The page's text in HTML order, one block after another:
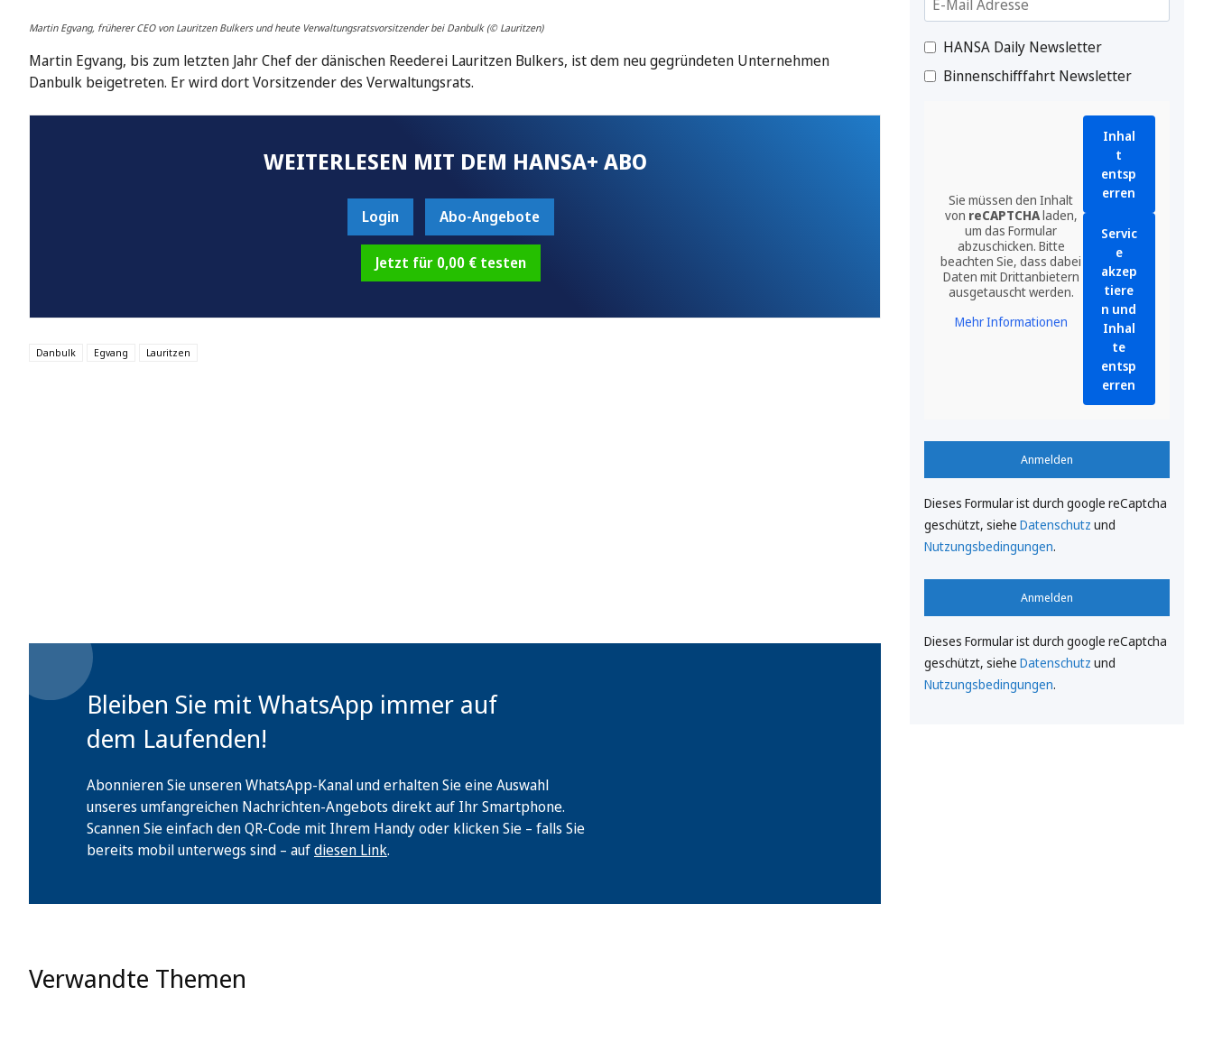
Martin Egvang, früherer CEO von Lauritzen Bulkers und heute Verwaltungsratsvorsitzender bei Danbulk (© Lauritzen)
Martin Egvang, bis zum letzten Jahr Chef der dänischen Reederei Lauritzen Bulkers, ist dem neu gegründeten Unternehmen
Danbulk beigetreten. Er wird dort Vorsitzender des Verwaltungsrats.
WEITERLESEN MIT DEM HANSA+ ABO
Login Abo-Angebote
Jetzt für 0,00 € testen
Danbulk Egvang Lauritzen
Bleiben Sie mit WhatsApp immer auf
dem Laufenden!
Abonnieren Sie unseren WhatsApp-Kanal und erhalten Sie eine Auswahl
unseres umfangreichen Nachrichten-Angebots direkt auf Ihr Smartphone.
Scannen Sie einfach den QR-Code mit Ihrem Handy oder klicken Sie – falls Sie
bereits mobil unterwegs sind – aufdiesen Link.
Verwandte Themen
HANSA Daily Newsletter
Binnenschifffahrt Newsletter
Sie müssen den Inhalt
von reCAPTCHAladen,
um das Formular
abzuschicken. Bitte
beachten Sie, dass dabei
Daten mit Drittanbietern
ausgetauscht werden.
Mehr Informationen
Inhal
t
entsp
erren
Servic
e
akzep
tiere
n und
Inhal
te
entsp
erren
Anmelden
Dieses Formular ist durch google reCaptcha
geschützt, siehe Datenschutz und
Nutzungsbedingungen.
Anmelden
Dieses Formular ist durch google reCaptcha
geschützt, siehe Datenschutz und
Nutzungsbedingungen.